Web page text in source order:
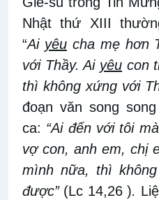
Nhật thứ XIII
“Ai yêucha mẹ hơn
với Thầy. Ai yêu con
thì không xứng với
đoạn văn song
ca: “Ai đến với tôi
vợ con, anh em, chị
mình nữa, thì
được” (Lc 14,26 ).